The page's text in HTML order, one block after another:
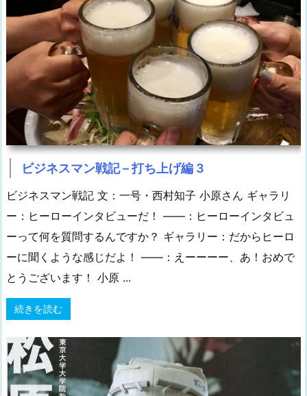
ビジネスマン戦記 – 打ち上げ編 3
ビジネスマン戦記 文：一号・西村知子 小原さん ギャラリ
ー：ヒーローインタビューだ！ ――：ヒーローインタビュ
ーって何を質問するんですか？ ギャラリー：だからヒーロ
ーに聞くような感じだよ！ ――：えーーーー、あ！おめで
とうございます！ 小原 ...
続きを読む